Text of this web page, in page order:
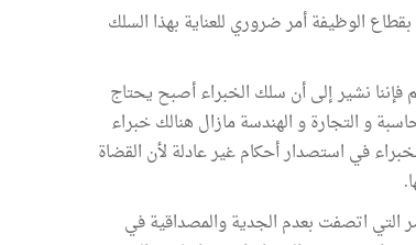
الوظيفة أمر ضروري للعناية بهذا السلك
فإننا نشير إلى أن سلك الخبراء أصبح يحتاج
و التجارة و الهندسة مازال هنالك خبراء
في استصدار أحكام غير عادلة لأن القضاة
التي اتصفت بعدم الجدية والمصداقية في